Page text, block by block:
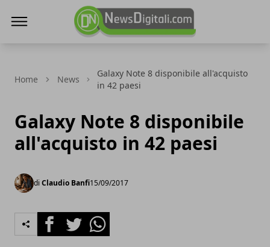
Home News
Galaxy Note 8 disponibile all'acquisto
in 42 paesi
Galaxy Note 8 disponibile
all'acquisto in 42 paesi
di Claudio Banfi15/09/2017
FacebookTwitterWhatsapp